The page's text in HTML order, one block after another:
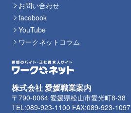
お問い合わせ
facebook
YouTube
ワークネットコラム
株式会社 愛媛職業案内
〒790-0064 愛媛県松山市愛光町8-38
TEL:089-923-1100 FAX:089-923-1097